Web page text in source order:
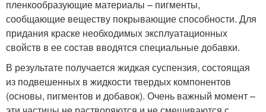
пленкообразующие материалы – пигменты,
сообщающие веществу покрывающие способности. Для
придания краске необходимых эксплуатационных
свойств в ее состав вводятся специальные добавки.
В результате получается жидкая суспензия, состоящая
из подвешенных в жидкости твердых компонентов
(основы, пигментов и добавок). Очень важный момент –